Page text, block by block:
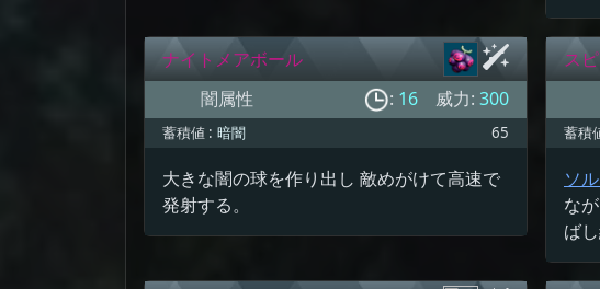
ナイトメアボール
闇属性
: 16 威力: 300
蓄積値 : 暗闇 65
大きな闇の球を作り出し 敵めがけて高速で
発射する。
ス
蓄積
ソ
な
ば